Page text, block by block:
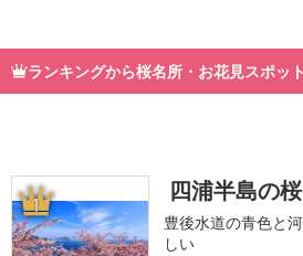
ランキングから桜名所・お花見スポッ
1 四浦半島の
豊後水道の青色と
しい